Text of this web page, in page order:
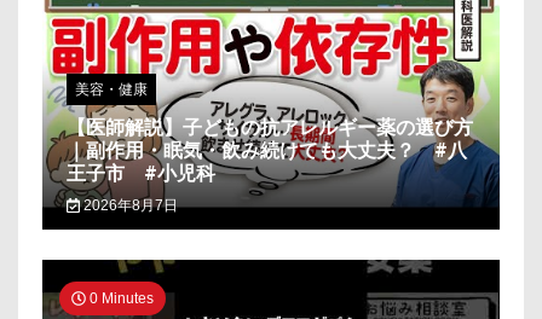
美容・健康
【医師解説】子どもの抗アレルギー薬の選び方
｜副作用・眠気・飲み続けても大丈夫？ #八
王子市 #小児科
2026年8月7日
0 Minutes